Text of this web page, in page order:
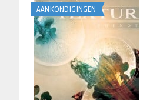
AANKONDIGINGEN